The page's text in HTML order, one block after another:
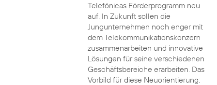
Telefónicas Förderprogramm neu
auf. In Zukunft sollen die
Jungunternehmen noch enger mit
dem Telekommunikationskonzern
zusammenarbeiten und innovative
Lösungen für seine verschiedenen
Geschäftsbereiche erarbeiten. Das
Vorbild für diese Neuorientierung: